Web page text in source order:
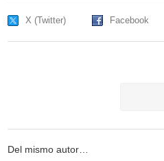
X (Twitter) Facebook
Del mismo autor…